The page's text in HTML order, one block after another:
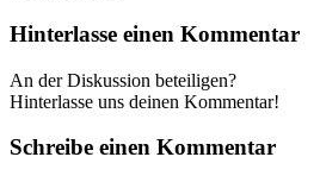
Hinterlasse einen Kommentar
An der Diskussion beteiligen?
Hinterlasse uns deinen Kommentar!
Schreibe einen Kommentar